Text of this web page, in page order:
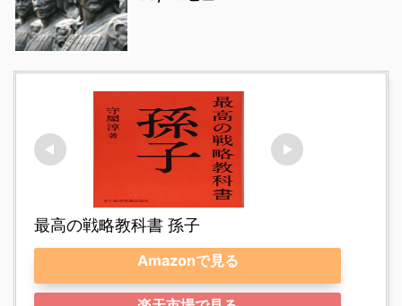
最高の戦略教科書 孫子
Amazonで見る